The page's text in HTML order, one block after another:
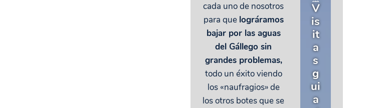
cada uno de nosotros
para que lográramos
bajar por las aguas
del Gállego sin
grandes problemas,
todo un éxito viendo
los «naufragios» de
los otros botes que se
V
is
it
a
s
g
ui
a